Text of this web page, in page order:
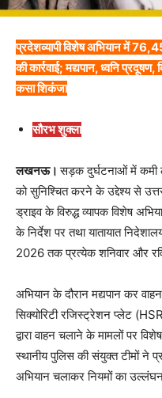
प्रदेशव्यापी विशेष अभियान में
की कार्रवाई; मद्यपान, ध्वनि
कसा शिकंजा
सौरभ शुक्ला
लखनऊ।सड़क दुर्घटनाओं में कमी
को सुनिश्चित करने के उद्देश्य से
ड्राइव के विरुद्ध व्यापक विशेष
के निर्देश पर तथा यातायात
2026 तक प्रत्येक शनिवार और
अभियान के दौरान मद्यपान कर
सिक्योरिटी रजिस्ट्रेशन प्लेट
द्वारा वाहन चलाने के मामलों पर
स्थानीय पुलिस की संयुक्त टीमों ने
अभियान चलाकर नियमों का